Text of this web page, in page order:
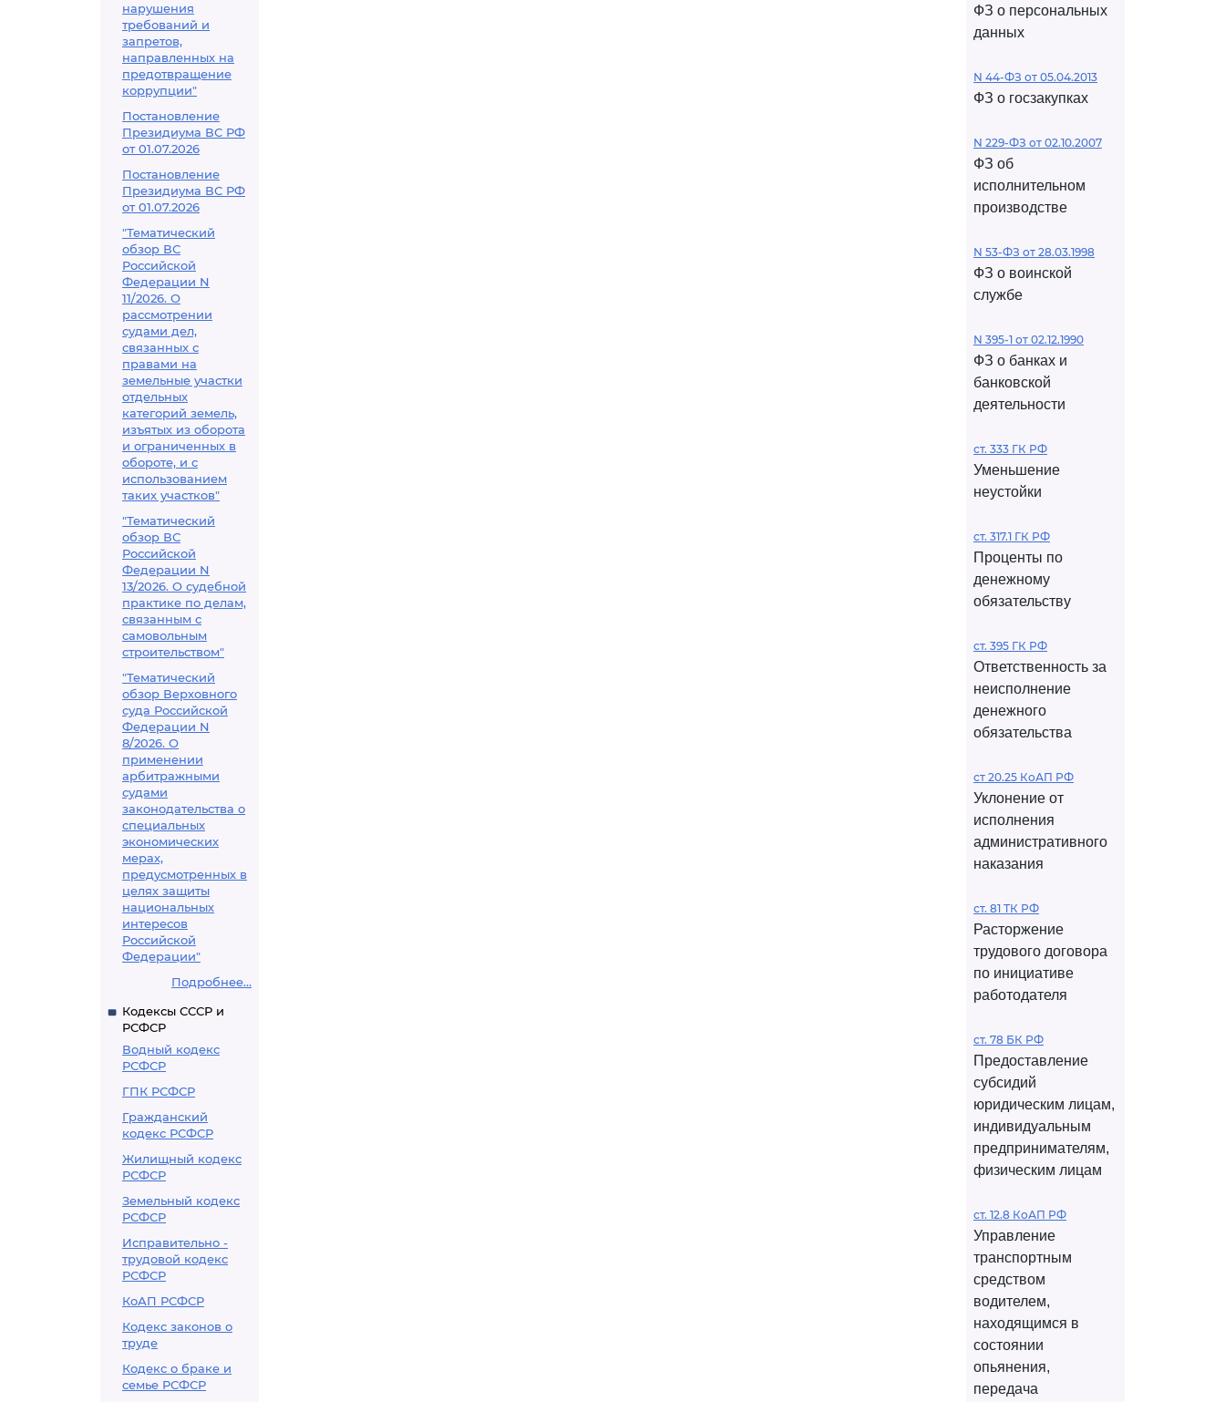
нарушения
требований и
запретов,
направленных на
предотвращение
коррупции"
Постановление
Президиума ВС РФ
от 01.07.2026
Постановление
Президиума ВС РФ
от 01.07.2026
"Тематический
обзор ВС
Российской
Федерации N
11/2026. О
рассмотрении
судами дел,
связанных с
правами на
земельные участки
отдельных
категорий земель,
изъятых из оборота
и ограниченных в
обороте, и с
использованием
таких участков"
"Тематический
обзор ВС
Российской
Федерации N
13/2026. О судебной
практике по делам,
связанным с
самовольным
строительством"
"Тематический
обзор Верховного
суда Российской
Федерации N
8/2026. О
применении
арбитражными
судами
законодательства о
специальных
экономических
мерах,
предусмотренных в
целях защиты
национальных
интересов
Российской
Федерации"
Подробнее...
Кодексы СССР и
РСФСР
Водный кодекс
РСФСР
ГПК РСФСР
Гражданский
кодекс РСФСР
Жилищный кодекс
РСФСР
Земельный кодекс
РСФСР
Исправительно -
трудовой кодекс
РСФСР
КоАП РСФСР
Кодекс законов о
труде
Кодекс о браке и
семье РСФСР
ФЗ о персональных
данных
N 44-ФЗ от 05.04.2013
ФЗ о госзакупках
N 229-ФЗ от 02.10.2007
ФЗ об
исполнительном
производстве
N 53-ФЗ от 28.03.1998
ФЗ о воинской
службе
N 395-1 от 02.12.1990
ФЗ о банках и
банковской
деятельности
ст. 333 ГК РФ
Уменьшение
неустойки
ст. 317.1 ГК РФ
Проценты по
денежному
обязательству
ст. 395 ГК РФ
Ответственность за
неисполнение
денежного
обязательства
ст 20.25 КоАП РФ
Уклонение от
исполнения
административного
наказания
ст. 81 ТК РФ
Расторжение
трудового договора
по инициативе
работодателя
ст. 78 БК РФ
Предоставление
субсидий
юридическим лицам,
индивидуальным
предпринимателям,
физическим лицам
ст. 12.8 КоАП РФ
Управление
транспортным
средством
водителем,
находящимся в
состоянии
опьянения,
передача